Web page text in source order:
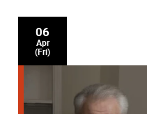
06
Apr
(Fri)